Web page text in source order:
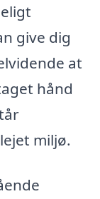
give dig
at
hånd
miljø.